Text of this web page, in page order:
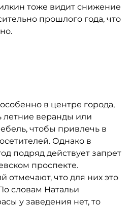
тоже видит снижение
прошлого года, что
в центре города,
летние веранды или
чтобы привлечь в
Однако в
подряд действует запрет
проспекте.
отмечают, что для них это
словам Натальи
у заведения нет, то